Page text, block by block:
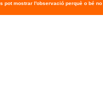
pot mostrar l'observació perquè o bé